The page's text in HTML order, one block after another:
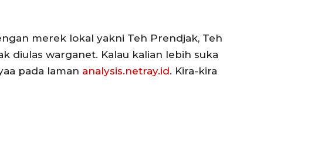
merek lokal yakni Teh Prendjak, Teh
diulas warganet. Kalau kalian lebih suka
pada laman analysis.netray.id. Kira-kira